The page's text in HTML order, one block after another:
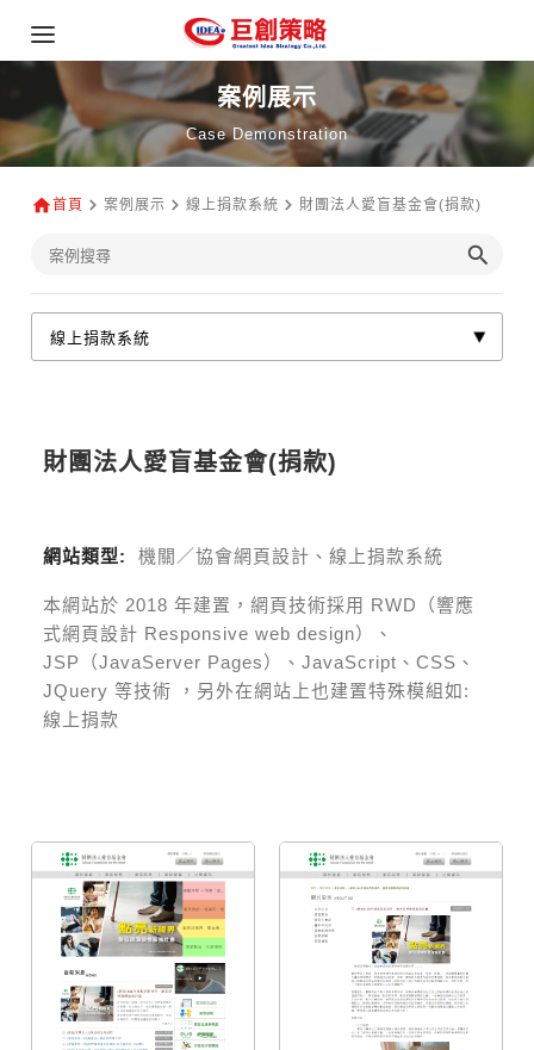
案例展示
Case Demonstration
首頁 案例展示 線上捐款系統 財團法人愛盲基金會(捐款)
財團法人愛盲基金會(捐款)
網站類型: 機關／協會網頁設計、線上捐款系統
本網站於 2018 年建置，網頁技術採用 RWD（響應
式網頁設計 Responsive web design）、
JSP（JavaServer Pages）、JavaScript、CSS、
JQuery 等技術
，另外在網站上也建置特殊模組如:
線上捐款